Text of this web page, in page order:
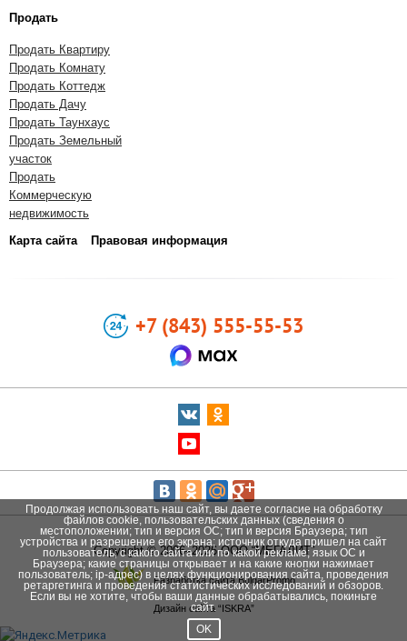
Продать
Продать Квартиру
Продать Комнату
Продать Коттедж
Продать Дачу
Продать Таунхаус
Продать Земельный
участок
Продать
Коммерческую
недвижимость
Карта сайта
Правовая информация
+7 (843) 555-55-53
Copyright © 2006–2026 ООО “МЕГАЛИТ”
Разработка сайта BulgarPromo
Дизайн сайта “ISKRA”
Продолжая использовать наш сайт, вы даете согласие на обработку
файлов cookie, пользовательских данных (сведения о
местоположении; тип и версия ОС; тип и версия Браузера; тип
устройства и разрешение его экрана; источник откуда пришел на сайт
пользователь; с какого сайта или по какой рекламе; язык ОС и
Браузера; какие страницы открывает и на какие кнопки нажимает
пользователь; ip-адрес) в целях функционирования сайта, проведения
ретаргетинга и проведения статистических исследований и обзоров.
Если вы не хотите, чтобы ваши данные обрабатывались, покиньте
сайт.
OK